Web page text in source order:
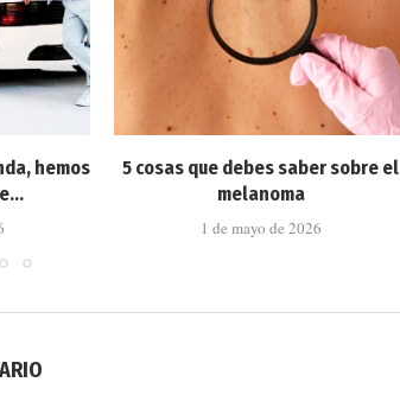
hemos
5 cosas que debes saber sobre el
melanoma
1 de mayo de 2026